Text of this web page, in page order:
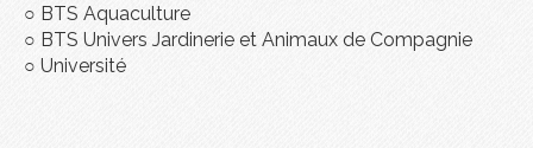
○ BTS Aquaculture
○ BTS Univers Jardinerie et Animaux de Compagnie
○ Université